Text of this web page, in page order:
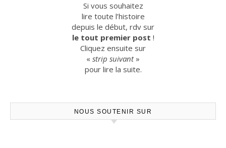
Si vous souhaitez
lire toute l’histoire
depuis le début, rdv sur
le tout premier post !
Cliquez ensuite sur
« strip suivant»
pour lire la suite.
NOUS SOUTENIR SUR